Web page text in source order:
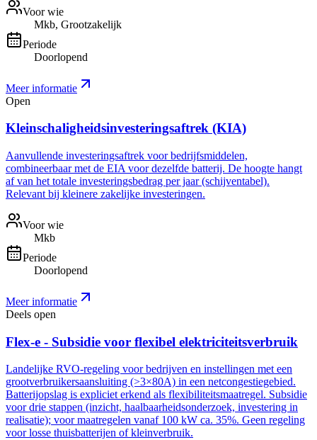
Voor wie
Mkb, Grootzakelijk
Periode
Doorlopend
Meer informatie
Open
Kleinschaligheidsinvesteringsaftrek (KIA)
Aanvullende investeringsaftrek voor bedrijfsmiddelen,
combineerbaar met de EIA voor dezelfde batterij. De hoogte hangt
af van het totale investeringsbedrag per jaar (schijventabel).
Relevant bij kleinere zakelijke investeringen.
Voor wie
Mkb
Periode
Doorlopend
Meer informatie
Deels open
Flex-e - Subsidie voor flexibel elektriciteitsverbruik
Landelijke RVO-regeling voor bedrijven en instellingen met een
grootverbruikersaansluiting (>3×80A) in een netcongestiegebied.
Batterijopslag is expliciet erkend als flexibiliteitsmaatregel. Subsidie
voor drie stappen (inzicht, haalbaarheidsonderzoek, investering in
realisatie); voor maatregelen vanaf 100 kW ca. 35%. Geen regeling
voor losse thuisbatterijen of kleinverbruik.